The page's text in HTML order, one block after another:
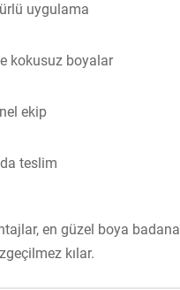
uygulama
kokusuz boyalar
ekip
teslim
en güzel boya badana
kılar.